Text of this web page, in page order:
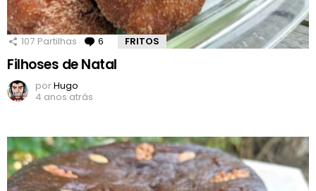
107 Partilhas 6 Comentários
FRITOS
Filhoses de Natal
porHugo
4 anos atrás